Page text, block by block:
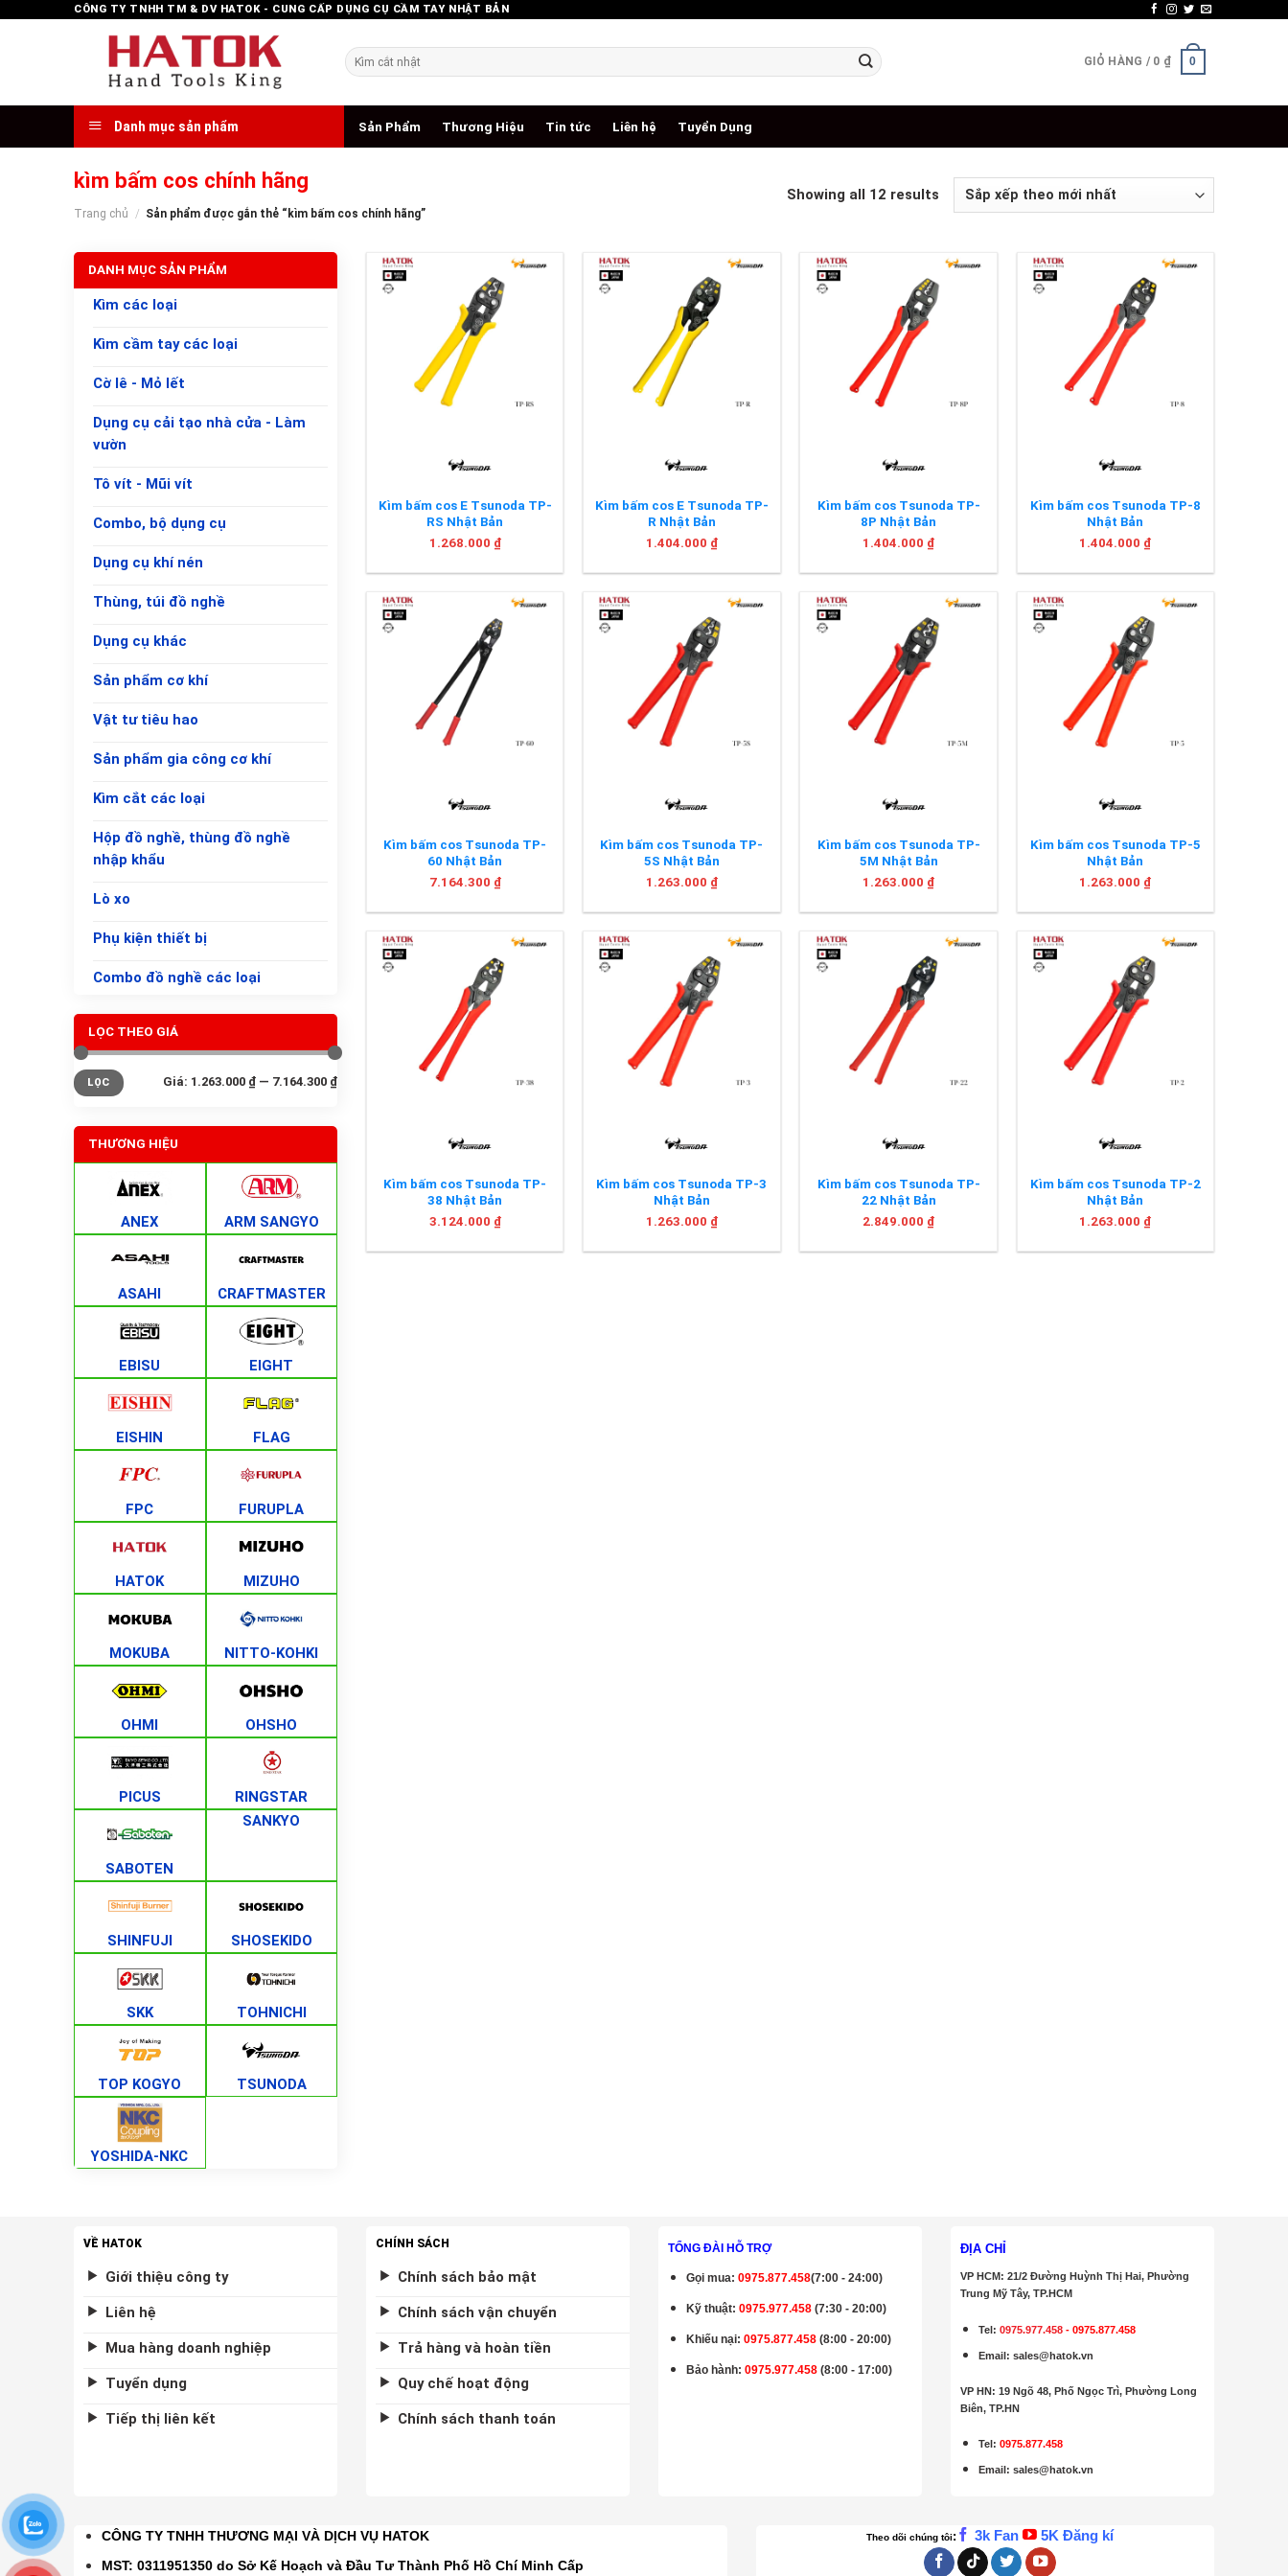
CÔNG TY TNHH TM & DV HATOK - CUNG CẤP DỤNG CỤ CẦM TAY NHẬT BẢN
Tìm
kiếm:
GIỎ HÀNG / 0 ₫ 0
Danh mục sản phẩm Sản Phẩm Thương Hiệu Tin tức Liên hệ Tuyển Dụng
kìm bấm cos chính hãng
Trang chủ / Sản phẩm được gắn thẻ “kìm bấm cos chính hãng”
Showing all 12 results
DANH MỤC SẢN PHẨM
Kìm các loại
Kìm cầm tay các loại
Cờ lê - Mỏ lết
Dụng cụ cải tạo nhà cửa - Làm
vườn
Tô vít - Mũi vít
Combo, bộ dụng cụ
Dụng cụ khí nén
Thùng, túi đồ nghề
Dụng cụ khác
Sản phẩm cơ khí
Vật tư tiêu hao
Sản phẩm gia công cơ khí
Kìm cắt các loại
Hộp đồ nghề, thùng đồ nghề
nhập khẩu
Lò xo
Phụ kiện thiết bị
Combo đồ nghề các loại
LỌC THEO GIÁ
Giá
tối
thiểu
Giá
tối
đa
LỌC Giá: 1.263.000 ₫ — 7.164.300 ₫
THƯƠNG HIỆU
ANEX ARM SANGYO
ASAHI CRAFTMASTER
EBISU EIGHT
EISHIN FLAG
FPC FURUPLA
HATOK MIZUHO
MOKUBA NITTO-KOHKI
OHMI OHSHO
PICUS RINGSTAR
SABOTEN
SANKYO
SHINFUJI SHOSEKIDO
SKK TOHNICHI
TOP KOGYO TSUNODA
YOSHIDA-NKC
Kìm bấm cos E Tsunoda TP-
RS Nhật Bản
1.268.000 ₫
Kìm bấm cos E Tsunoda TP-
R Nhật Bản
1.404.000 ₫
Kìm bấm cos Tsunoda TP-
8P Nhật Bản
1.404.000 ₫
Kìm bấm cos Tsunoda TP-8
Nhật Bản
1.404.000 ₫
Kìm bấm cos Tsunoda TP-
60 Nhật Bản
7.164.300 ₫
Kìm bấm cos Tsunoda TP-
5S Nhật Bản
1.263.000 ₫
Kìm bấm cos Tsunoda TP-
5M Nhật Bản
1.263.000 ₫
Kìm bấm cos Tsunoda TP-5
Nhật Bản
1.263.000 ₫
Kìm bấm cos Tsunoda TP-
38 Nhật Bản
3.124.000 ₫
Kìm bấm cos Tsunoda TP-3
Nhật Bản
1.263.000 ₫
Kìm bấm cos Tsunoda TP-
22 Nhật Bản
2.849.000 ₫
Kìm bấm cos Tsunoda TP-2
Nhật Bản
1.263.000 ₫
VỀ HATOK
Giới thiệu công ty
Liên hệ
Mua hàng doanh nghiệp
Tuyển dụng
Tiếp thị liên kết
CHÍNH SÁCH
Chính sách bảo mật
Chính sách vận chuyển
Trả hàng và hoàn tiền
Quy chế hoạt động
Chính sách thanh toán
TỔNG ĐÀI HỖ TRỢ
Gọi mua:0975.877.458(7:00 - 24:00)
Kỹ thuật:0975.977.458 (7:30 - 20:00)
Khiếu nại: 0975.877.458 (8:00 - 20:00)
Bảo hành:0975.977.458 (8:00 - 17:00)
ĐỊA CHỈ
VP HCM: 21/2 Đường Huỳnh Thị Hai, Phường
Trung Mỹ Tây, TP.HCM
Tel:0975.977.458 -0975.877.458
Email:sales@hatok.vn
VP HN: 19 Ngõ 48, Phố Ngọc Trì, Phường Long
Biên, TP.HN
Tel: 0975.877.458
Email:sales@hatok.vn
CÔNG TY TNHH THƯƠNG MẠI VÀ DỊCH VỤ HATOK
MST: 0311951350 do Sở Kế Hoạch và Đầu Tư Thành Phố Hồ Chí Minh Cấp
Theo dõi chúng tôi: 3k Fan 5K Đăng kí